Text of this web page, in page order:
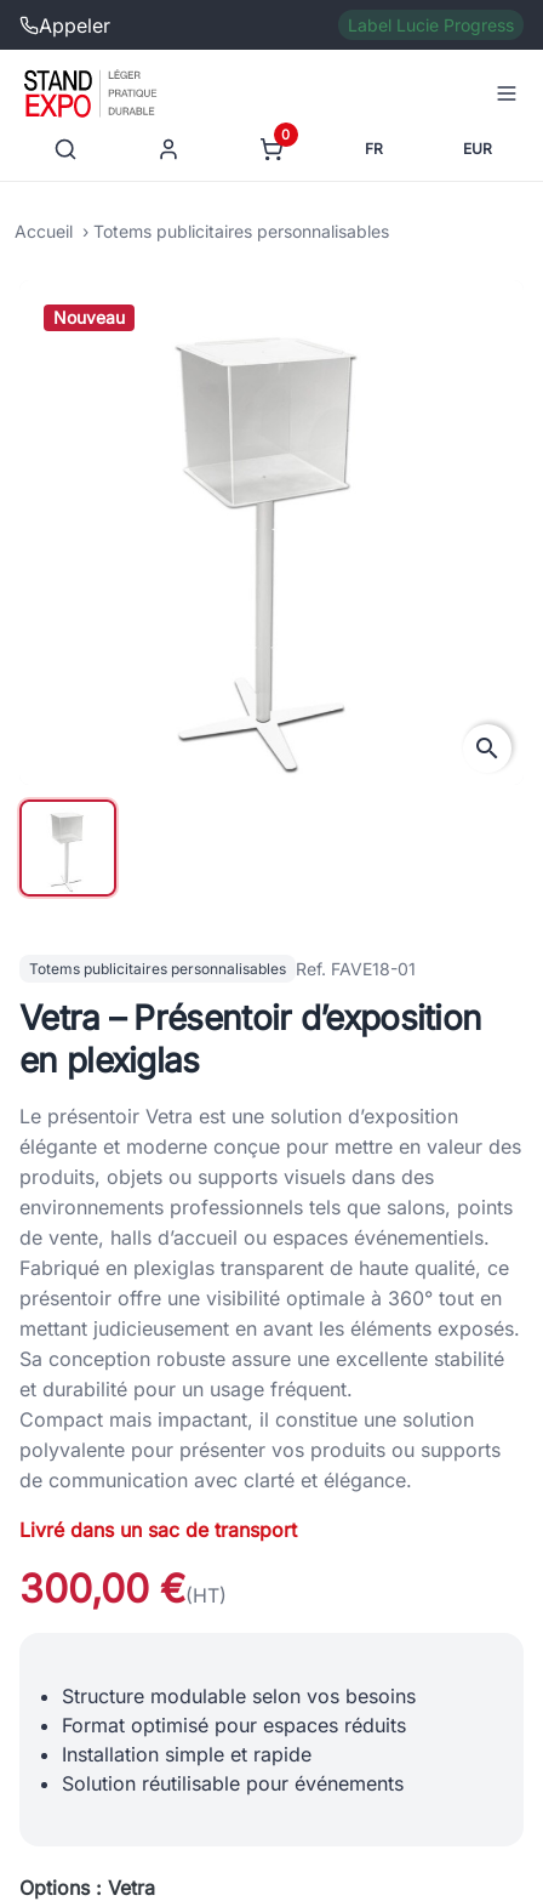
Appeler Label Lucie Progress
0
FR EUR
Accueil Totems publicitaires personnalisables
Nouveau
search
Totems publicitaires personnalisables Ref. FAVE18-01
Vetra – Présentoir d’exposition
en plexiglas
Le présentoir Vetra est une solution d’exposition
élégante et moderne conçue pour mettre en valeur des
produits, objets ou supports visuels dans des
environnements professionnels tels que salons, points
de vente, halls d’accueil ou espaces événementiels.
Fabriqué en plexiglas transparent de haute qualité, ce
présentoir offre une visibilité optimale à 360° tout en
mettant judicieusement en avant les éléments exposés.
Sa conception robuste assure une excellente stabilité
et durabilité pour un usage fréquent.
Compact mais impactant, il constitue une solution
polyvalente pour présenter vos produits ou supports
de communication avec clarté et élégance.
Livré dans un sac de transport
300,00 €(HT)
Structure modulable selon vos besoins
Format optimisé pour espaces réduits
Installation simple et rapide
Solution réutilisable pour événements
Options : Vetra